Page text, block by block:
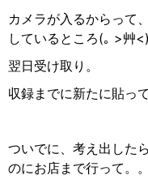
カメラが入るからって
しているところ(｡ >艸
翌日受け取り。
収録までに新たに貼っ
ついでに、考え出した
のにお店まで行って。。